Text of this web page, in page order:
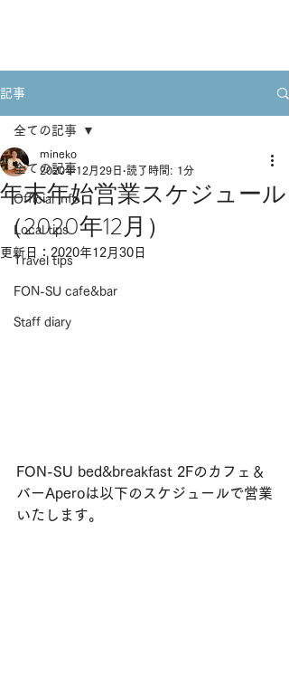
記事
全ての記事
Official info
Local tips
Travel tips
FON-SU cafe&bar
Staff diary
全ての記事
年末年始営業スケジュール
（2020年12月）
mineko
2020年12月29日 読了時間: 1分
更新日： 2020年12月30日
FON-SU bed&breakfast 2Fのカフェ＆
バーAperoは以下のスケジュールで営業
いたします。